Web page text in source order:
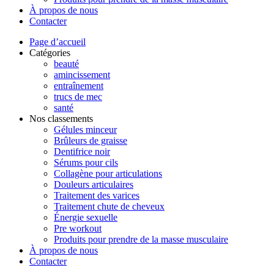
À propos de nous
Contacter
Page d’accueil
Catégories
beauté
amincissement
entraînement
trucs de mec
santé
Nos classements
Gélules minceur
Brûleurs de graisse
Dentifrice noir
Sérums pour cils
Collagène pour articulations
Douleurs articulaires
Traitement des varices
Traitement chute de cheveux
Énergie sexuelle
Pre workout
Produits pour prendre de la masse musculaire
À propos de nous
Contacter